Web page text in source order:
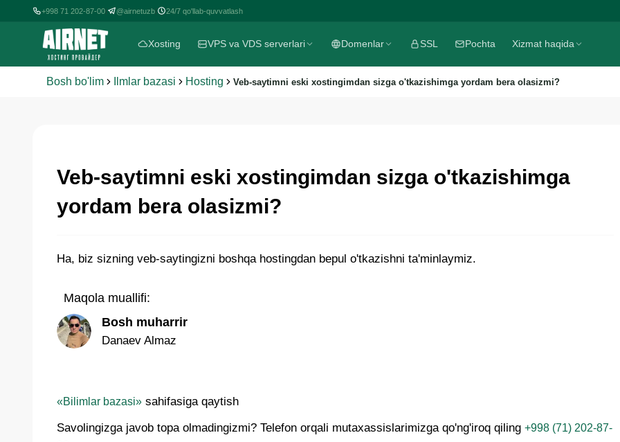
+998 71 202-87-00| @airnetuzb| 24/7 qo'llab-quvvatlash
Xosting VPS va VDS serverlari Domenlar SSL Pochta Xizmat haqida
Bosh bo'lim Ilmlar bazasi Hosting Veb-saytimni eski xostingimdan sizga o'tkazishimga yordam bera olasizmi?
Veb-saytimni eski xostingimdan sizga o'tkazishimga
yordam bera olasizmi?
Ha, biz sizning veb-saytingizni boshqa hostingdan bepul o'tkazishni ta'minlaymiz.
Maqola muallifi:
Bosh muharrir
Danaev Almaz
«Bilimlar bazasi» sahifasiga qaytish
Savolingizga javob topa olmadingizmi? Telefon orqali mutaxassislarimizga qo'ng'iroq qiling +998 (71) 202-87-